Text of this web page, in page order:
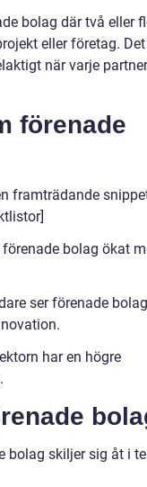
bolag där två eller
eller företag.
när varje
förenade
framträdande
bolag ökat
ser förenade
har en högre
bolag skiljer sig åt i